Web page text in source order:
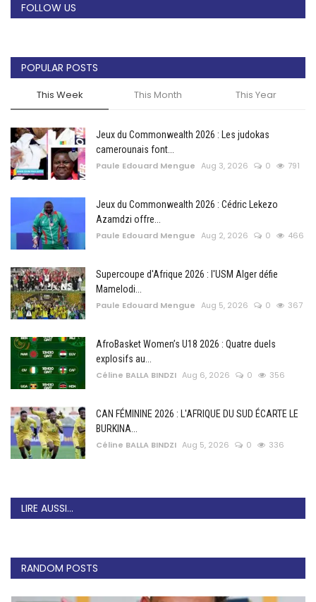
FOLLOW US
POPULAR POSTS
This Week This Month This Year
Jeux du Commonwealth 2026 : Les judokas
camerounais font...
Paule Edouard Mengue Aug 3, 2026 0 791
Jeux du Commonwealth 2026 : Cédric Lekezo
Azamdzi offre...
Paule Edouard Mengue Aug 2, 2026 0 466
Supercoupe d'Afrique 2026 : l'USM Alger défie
Mamelodi...
Paule Edouard Mengue Aug 5, 2026 0 367
AfroBasket Women’s U18 2026 : Quatre duels
explosifs au...
Céline BALLA BINDZI Aug 6, 2026 0 356
CAN FÉMININE 2026 : L'AFRIQUE DU SUD ÉCARTE LE
BURKINA...
Céline BALLA BINDZI Aug 5, 2026 0 336
LIRE AUSSI...
RANDOM POSTS